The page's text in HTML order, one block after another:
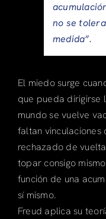
no se
medida”.
El miedo surge
que pueda dirigirse
mundo se vuelve
faltan vinculaciones
rechazado de
topar consigo
función de una
sí mismo.
Freud aplica su